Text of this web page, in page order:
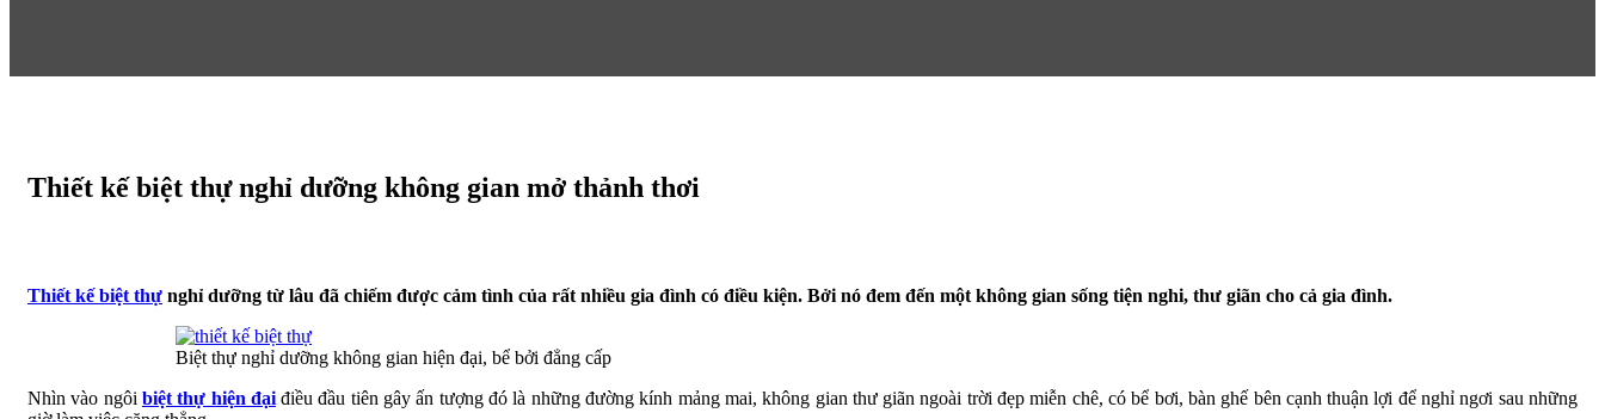
Thiết kế biệt thự nghỉ dưỡng không gian mở thảnh thơi
Thiết kế biệt thự nghỉ dưỡng từ lâu đã chiếm được cảm tình của rất nhiều gia đình có điều kiện. Bởi nó đem đến một không gian sống tiện nghi, thư giãn cho cả gia đình.
Biệt thự nghỉ dưỡng không gian hiện đại, bể bởi đẳng cấp
Nhìn vào ngôi biệt thự hiện đạiđiều đầu tiên gây ấn tượng đó là những đường kính mảng mai, không gian thư giãn ngoài trời đẹp miễn chê, có bể bơi, bàn ghế bên cạnh thuận lợi để nghỉ ngơi sau những